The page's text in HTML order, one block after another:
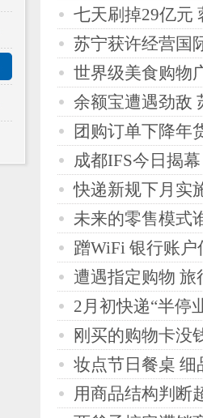
七天刷掉29亿元
苏宁获许经营国
世界级美食购物
余额宝遭遇劲敌
团购订单下降年
成都IFS今日揭
快递新规下月实
未来的零售模式
蹭WiFi 银行账户
遭遇指定购物 旅
2月初快递“半停
刚买的购物卡没
妆点节日餐桌 细
用商品结构判断